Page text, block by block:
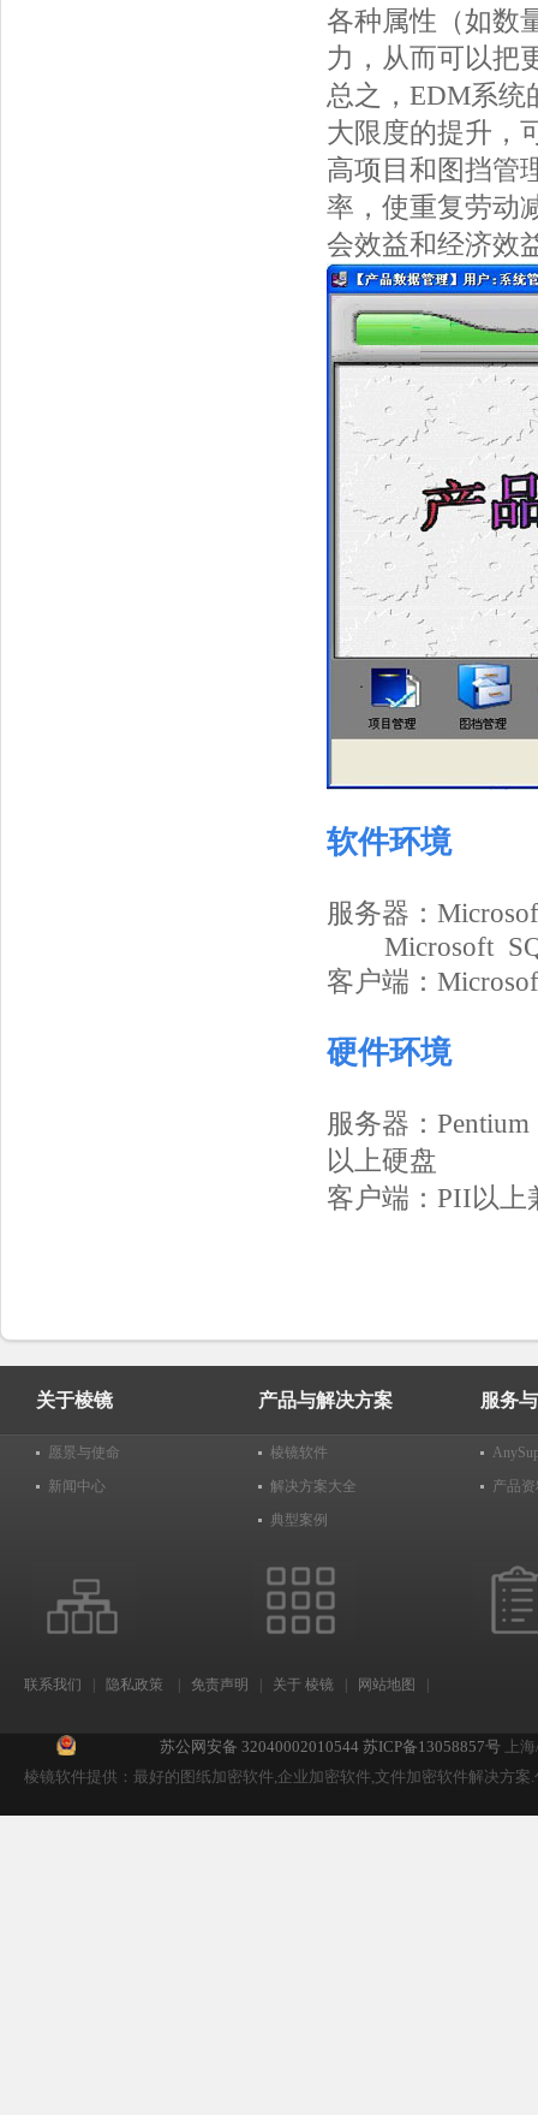
各种属性（如数
力，从而可以把
总之，EDM系统
大限度的提升，
高项目和图挡管
率，使重复劳动
会效益和经济效
软件环境
服务器：
Microsoft
客户端：
硬件环境
服务器：
以上硬盘
客户端：PII以上
关于棱镜
愿景与使命
新闻中心
产品与解决方案
棱镜软件
解决方案大全
典型案例
服务
产品
联系我们 隐私政策 免责声明 关于 棱镜 网站地图
苏公网安备 32040002010544 苏ICP备13058857号 上
棱镜软件提供：最好的图纸加密软件,企业加密软件,文件加密软件解决方